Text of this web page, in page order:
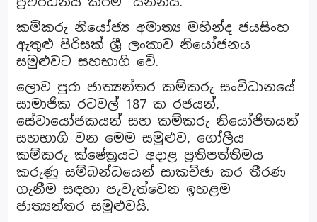
කම්කරු නියෝජ්‍ය අමාත්‍ය මහින්ද ජයසිංහ
ඇතුළු පිරිසක් ශ්‍රී ලංකාව නියෝජනය
සමුළුවට සහභාගි වේ.
ලොව පුරා ජාත්‍යන්තර කම්කරු සංවිධානයේ
සාමාජික රටවල් 187 ක රජයන්,
සේවායෝජකයන් සහ කම්කරු නියෝජිතයන්
සහභාගි වන මෙම සමුළුව, ගෝලීය
කම්කරු ක්ෂේත්‍රයට අදාළ ප්‍රතිපත්තිමය
කරුණු සම්බන්ධයෙන් සාකච්ඡා කර තීරණ
ගැනීම සඳහා පැවැත්වෙන ඉහළම
ජාත්‍යන්තර සමුළුවයි.